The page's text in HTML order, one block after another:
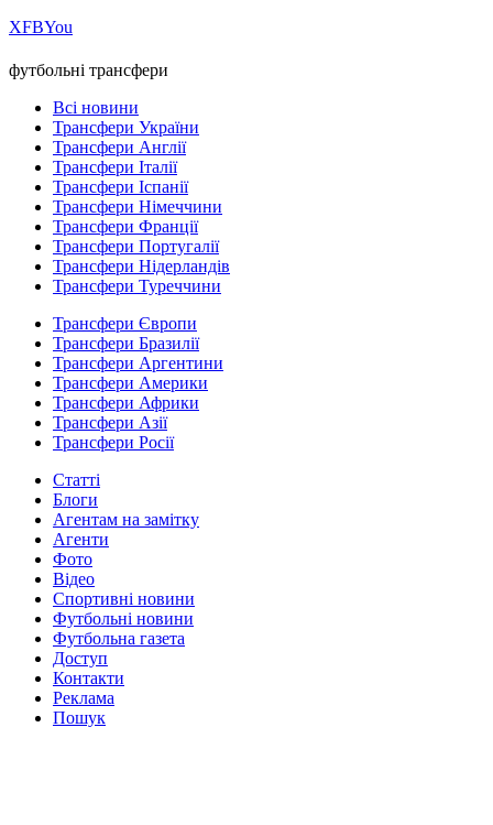
ХFBYou
футбольні трансфери
Всі новини
Трансфери України
Трансфери Англії
Трансфери Італії
Трансфери Іспанії
Трансфери Німеччини
Трансфери Франції
Трансфери Португалії
Трансфери Нідерландів
Трансфери Туреччини
Трансфери Європи
Трансфери Бразилії
Трансфери Аргентини
Трансфери Америки
Трансфери Африки
Трансфери Азії
Трансфери Росії
Статті
Блоги
Агентам на замітку
Агенти
Фото
Відео
Спортивні новини
Футбольні новини
Футбольна газета
Доступ
Контакти
Реклама
Пошук